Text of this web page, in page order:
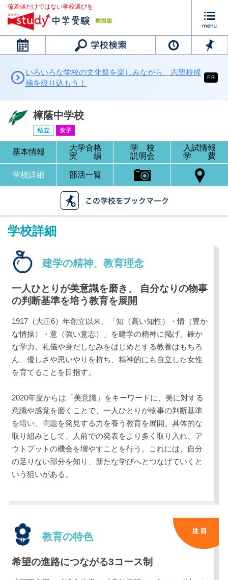
偏差値だけではない学校選びを
カレンダー
最近見た学校
樟蔭中学校
ブックマークした学校
ブックマークした学校はありません
いろいろな学校の文化祭を楽しみながら、志望校候
補を絞り込もう！
PR
樟蔭中学校
基本情報
大学合格
実 績
学 校
説明会
入試情報
学 費
学校詳細 部活一覧
学校詳細
建学の精神、教育理念
一人ひとりが美意識を磨き、 自分なりの物事
の判断基準を培う教育を展開
1917（大正6）年創立以来、「知（高い知性）・情（豊か
な情操）・意（強い意志）」を建学の精神に掲げ、確か
な学力、礼儀や身だしなみをはじめとする教養はもちろ
ん、優しさや思いやりを持ち、精神的にも自立した女性
を育てることを目指す。
2020年度からは「美意識」をキーワードに、美に対する
意識や感覚を磨くことで、一人ひとりが物事の判断基準
を培い、問題を発見する力を養う教育を展開。具体的な
取り組みとして、人前での発表をより多く取り入れ、ア
ウトプットの機会を増やすことを行う。これには、自分
の足りない部分を知り、新たな学びへとつなげていくと
いう狙いがある。
教育の特色
希望の進路につながる3コース制